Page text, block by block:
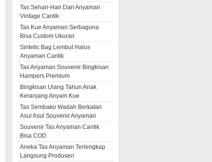
Tas Sehari-Hari Dari Anyaman
Vintage Cantik
Tas Kue Anyaman Serbaguna
Bisa Custom Ukuran
Sintetic Bag Lembut Halus
Anyaman Cantik
Tas Anyaman Souvenir Bingkisan
Hampers Premium
Bingkisan Ulang Tahun Anak
Keranjang Anyam Kue
Tas Sembako Wadah Berkatan
Asul Asul Souvenir Anyaman
Souvenir Tas Anyaman Cantik
Bisa COD
Aneka Tas Anyaman Terlengkap
Langsung Produsen